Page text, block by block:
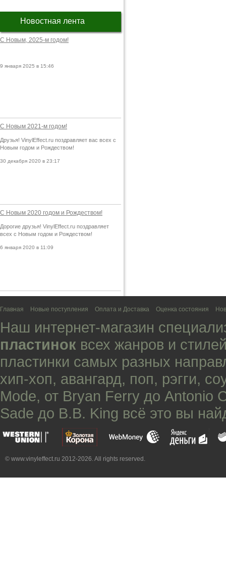
Новостная лента
С Новым, 2025-м годом!
9 января 2025 в 15:46
С Новым 2021-м годом!
Друзья! VinylEffect.ru поздравляет вас всех с
Новым годом и Рождеством!
30 декабря 2020 в 23:17
С Новым 2020 годом и Рождеством!
Дорогие друзья! VinylEffect.ru поздравляет
всех с Новым годом и Рождеством!
6 января 2020 в 11:09
Главная Новые поступления Оплата и Доставка Оценка состояния
Наш интернет-магазин
пластинок всех жанров и
пластинки самых разных
хип-хоп, авангард, поп, рэгги,
Mode, от Bryan Ferry до Antonio
Sade до B.B. King всё это вы
© www.vinyleffect.ru 2012-2026. All rights reserved.